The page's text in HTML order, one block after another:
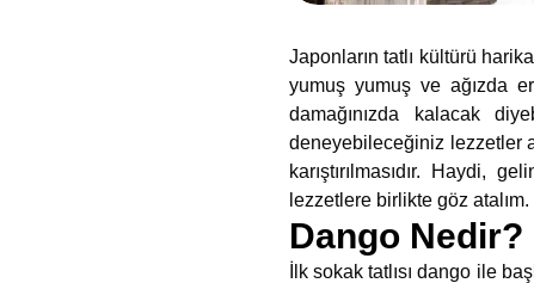
Japonların tatlı kültürü
yumuş yumuş ve ağızda
damağınızda kalacak
deneyebileceğiniz lezzetler
karıştırılmasıdır. Haydi,
lezzetlere birlikte göz atalım.
Dango Nedir?
İlk sokak tatlısı dango ile